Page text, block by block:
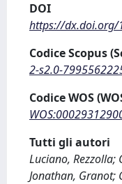
DOI
https://
Codice Scopus
2-s2.0-
Codice WOS
Tutti gli autori
Luciano, Rezzolla;
Jonathan, Granot;